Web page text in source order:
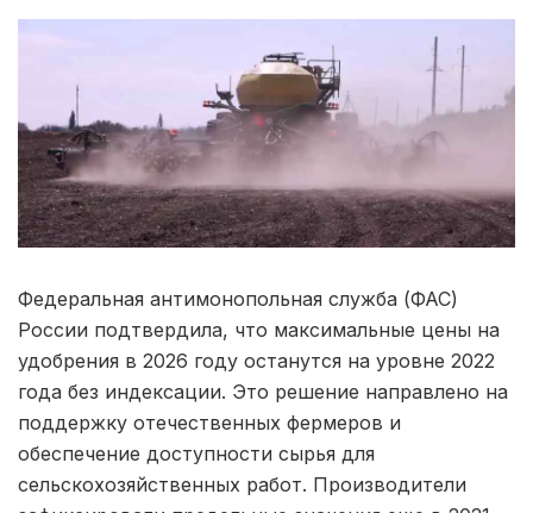
Федеральная антимонопольная служба (ФАС)
России подтвердила, что максимальные цены на
удобрения в 2026 году останутся на уровне 2022
года без индексации. Это решение направлено на
поддержку отечественных фермеров и
обеспечение доступности сырья для
сельскохозяйственных работ. Производители